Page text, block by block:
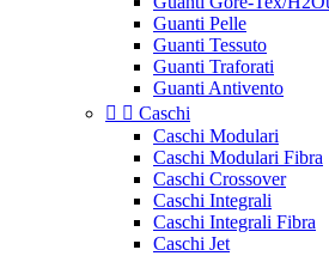
Guanti Pelle
Guanti Tessuto
Guanti Traforati
Guanti Antivento
  Caschi
Caschi Modulari
Caschi Modulari Fibra
Caschi Crossover
Caschi Integrali
Caschi Integrali Fibra
Caschi Jet